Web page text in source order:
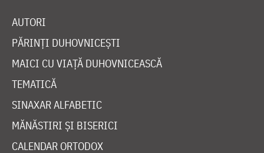
AUTORI
PĂRINȚI DUHOVNICEȘTI
MAICI CU VIAȚĂ DUHOVNICEASCĂ
TEMATICĂ
SINAXAR ALFABETIC
MĂNĂSTIRI ȘI BISERICI
CALENDAR ORTODOX